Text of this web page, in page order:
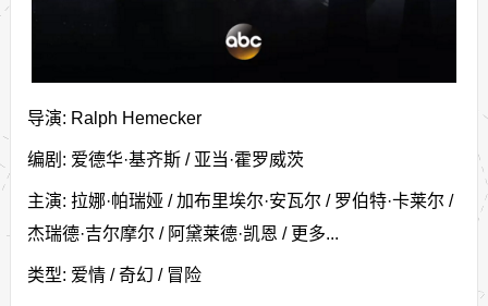
导演: Ralph Hemecker
编剧: 爱德华·基齐斯 / 亚当·霍罗威茨
主演: 拉娜·帕瑞娅 / 加布里埃尔·安瓦尔 / 罗伯特·卡莱尔 /
杰瑞德·吉尔摩尔 / 阿黛莱德·凯恩 / 更多...
类型: 爱情 / 奇幻 / 冒险